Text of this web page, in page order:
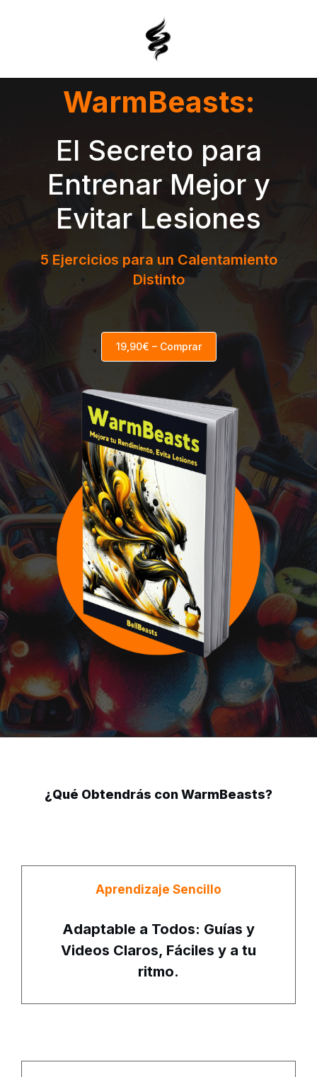
WarmBeasts:
El Secreto para
Entrenar Mejor y
Evitar Lesiones
5 Ejercicios para un Calentamiento
Distinto
¿Qué Obtendrás con WarmBeasts?
Aprendizaje Sencillo
Adaptable a Todos: Guías y
Videos Claros, Fáciles y a tu
ritmo.